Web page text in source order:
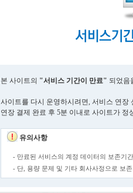
본 사이트의 "서비스 기간이 만료" 되었음
사이트를 다시 운영하시려면, 서비스 연장
연장 결제 완료 후 5분 이내로 사이트가 정
유의사항
- 만료된 서비스의 계정 데이터의 보존기
- 단, 용량 문제 및 기타 회사사정으로 보